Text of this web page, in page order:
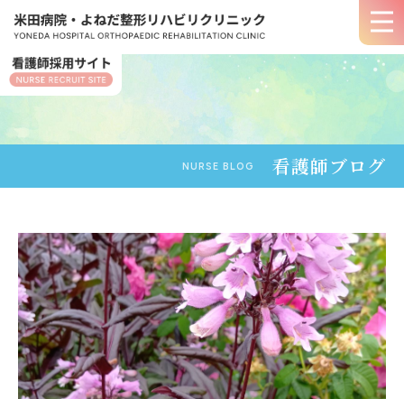
NURSE BLOG 看護師ブログ